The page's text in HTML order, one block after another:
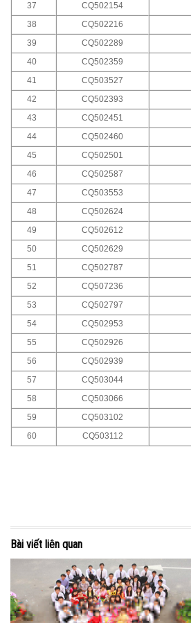
37
CQ502154
38
CQ502216
39
CQ502289
40
CQ502359
41
CQ503527
42
CQ502393
43
CQ502451
44
CQ502460
45
CQ502501
46
CQ502587
47
CQ503553
48
CQ502624
49
CQ502612
50
CQ502629
51
CQ502787
52
CQ507236
53
CQ502797
54
CQ502953
55
CQ502926
56
CQ502939
57
CQ503044
58
CQ503066
59
CQ503102
60
CQ503112
Bài viết liên quan